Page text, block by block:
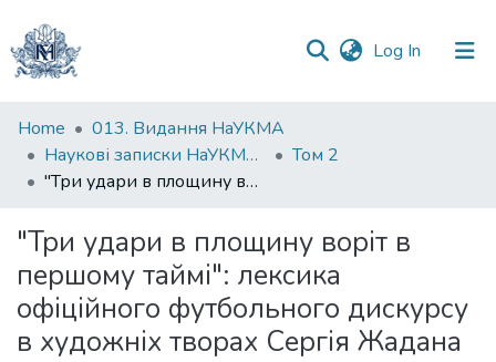
Log In (current)
Communities
&
Collections
Statistics
Home
013. Видання НаУКМА
Наукові записки НаУКМА. Мовознавство
Том 2
"Три удари в площину воріт в першому таймі": лексика офіційного футбольного дискурсу в художніх творах Сергія Жадана
"Три удари в площину воріт в
першому таймі": лексика
офіційного футбольного дискурсу
в художніх творах Сергія Жадана